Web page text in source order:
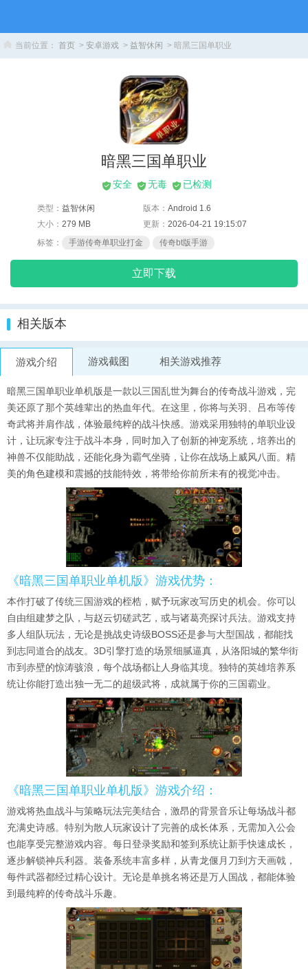
当前位置： 首页 > 安卓游戏 > 益智休闲 > 暗黑三国单职业
暗黑三国单职业
安全 无毒 已检测
立即下载
类型： 益智休闲 版本： Android 1.6
大小： 279 MB 更新： 2026-04-21 19:15:07
标签：
手游传奇单职业打金 传奇bt版手游
相关版本
游戏介绍 游戏截图 相关游戏推荐
暗黑三国单职业单机版是一款以三国乱世为舞台的传奇战斗游戏，完
美还原了那个英雄辈出的热血年代。在这里，你将与关羽、吕布等传
奇武将并肩作战，体验最纯粹的战斗快感。游戏采用独特的单职业设
计，让玩家专注于战斗本身，同时加入了创新的神宠系统，培养出的
神兽不仅能助战，还能化身为霸气坐骑，让你在战场上威风八面。精
美的角色建模和震撼的技能特效，将带给你前所未有的视觉冲击。
《暗黑三国单职业单机版》游戏优势：
本作打破了传统三国游戏的桎梏，赋予玩家改写历史的机会。你可以
自由组建梦之队，与赵云切磋武艺，或与诸葛亮探讨兵法。游戏支持
多人组队玩法，无论是挑战史诗级BOSS还是参与大型国战，都能找
到志同道合的战友。3D引擎打造的场景细腻逼真，从洛阳城的繁华街
市到赤壁的惊涛骇浪，每个战场都让人身临其境。独特的英雄培养系
统让你能打造出独一无二的超级武将，成就属于你的三国霸业。
《暗黑三国单职业单机版》游戏介绍：
游戏将热血战斗与策略玩法完美结合，激昂的背景音乐让每场战斗都
充满史诗感。特别为散人玩家设计了完善的成长体系，无需加入公会
也能享受完整游戏内容。每日登录奖励和签到系统让新手快速成长，
逐步解锁神兵利器。装备系统丰富多样，从青龙偃月刀到方天画戟，
每件武器都经过精心设计。无论是单挑名将还是万人国战，都能体验
到最纯粹的传奇战斗乐趣。